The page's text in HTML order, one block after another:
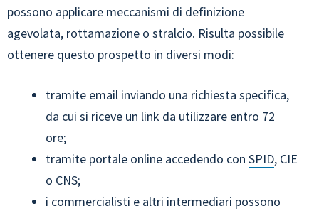
possono applicare meccanismi di definizione
agevolata, rottamazione o stralcio. Risulta possibile
ottenere questo prospetto in diversi modi:
tramite email inviando una richiesta specifica,
da cui si riceve un link da utilizzare entro 72
ore;
tramite portale online accedendo con SPID, CIE
o CNS;
i commercialisti e altri intermediari possono